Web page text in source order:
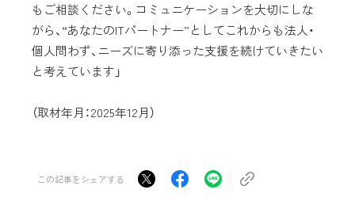
もご相談ください。コミュニケーションを大切にしな
がら、“あなたのITパートナー”としてこれからも法人・
個人問わず、ニーズに寄り添った支援を続けていきたい
と考えています」
（取材年月：2025年12月）
この記事をシェアする